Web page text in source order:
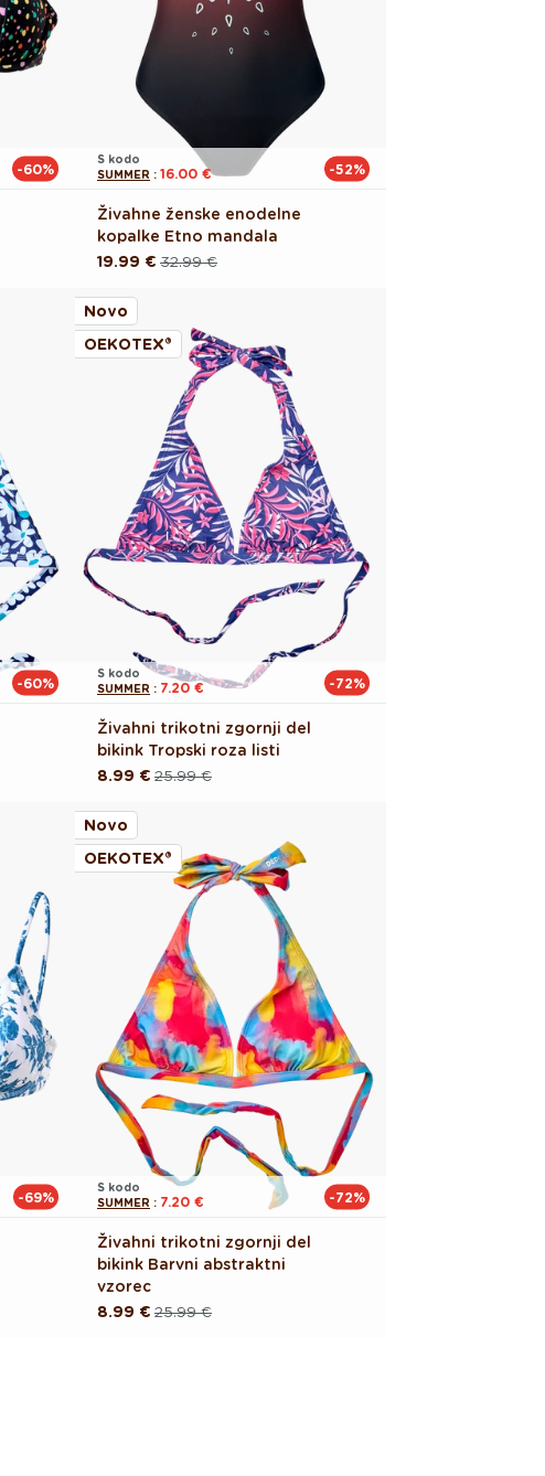
-60%
S kodo
SUMMER : 16.00 € -52%
Živahne ženske enodelne
kopalke Etno mandala
Redna
32.99 €
Akcijska
19.99 €
-60%
Novo
OEKOTEX®
S kodo
SUMMER : 7.20 € -72%
Živahni trikotni zgornji del
bikink Tropski roza listi
Redna 25.99 €
Akcijska
8.99 €
-69%
Novo
OEKOTEX®
S kodo
SUMMER : 7.20 € -72%
Živahni trikotni zgornji del
bikink Barvni abstraktni
vzorec
Redna 25.99 €
Akcijska
8.99 €